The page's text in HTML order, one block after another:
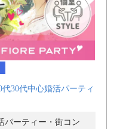
30代中心婚活パーティ
パーティー・街コン